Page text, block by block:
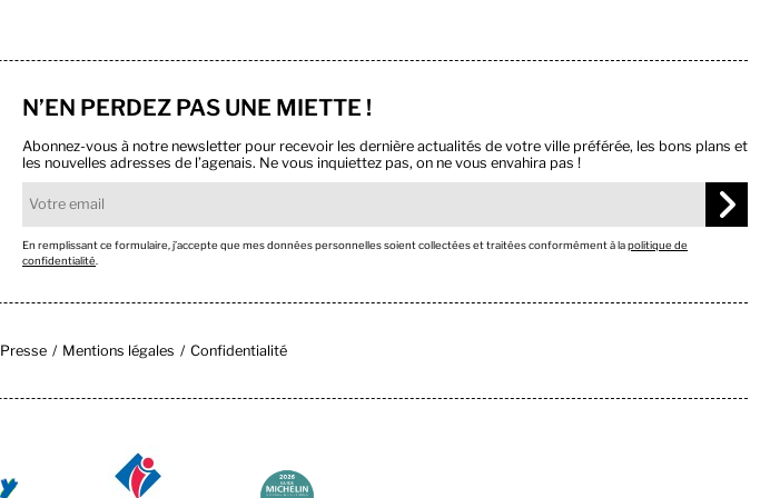
N’EN PERDEZ PAS UNE MIETTE !
Abonnez-vous à notre newsletter pour recevoir les dernière actualités de votre ville préférée, les bons plans et
les nouvelles adresses de l’agenais. Ne vous inquiettez pas, on ne vous envahira pas !
En remplissant ce formulaire, j’accepte que mes données personnelles soient collectées et traitées conformément à lapolitique de
confidentialité
Presse Mentions légales Confidentialité